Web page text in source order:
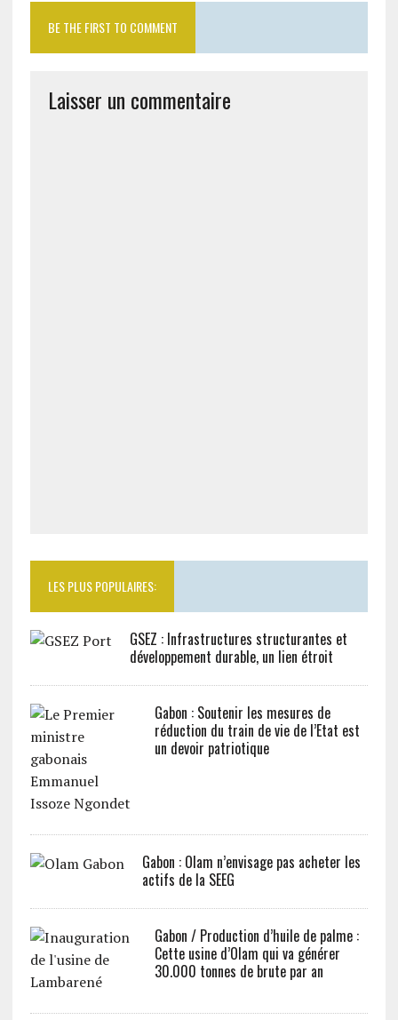
BE THE FIRST TO COMMENT
Laisser un commentaire
LES PLUS POPULAIRES:
GSEZ : Infrastructures structurantes et
développement durable, un lien étroit
Gabon : Soutenir les mesures de
réduction du train de vie de l’Etat est
un devoir patriotique
Gabon : Olam n’envisage pas acheter les
actifs de la SEEG
Gabon / Production d’huile de palme :
Cette usine d’Olam qui va générer
30.000 tonnes de brute par an